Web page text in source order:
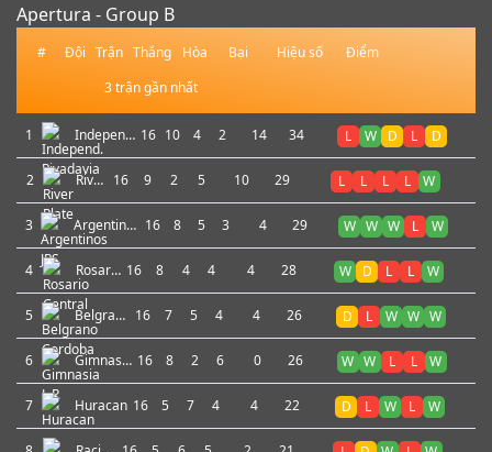
Apertura - Group B
# Đội Trận Thắng Hòa Bại Hiệu số
Điểm
3 trận gần nhất
1
Independ.
Rivadavia
16 10 4 2 14 34 L W D L D
2
River
Plate
16 9 2 5 10 29 L L L L W
3
Argentinos
JRS
16 8 5 3 4 29 W W W L W
4
Rosario
Central
16 8 4 4 4 28 W D L L W
5
Belgrano
Cordoba
16 7 5 4 4 26 D L W W W
6
Gimnasia
L.P.
16 8 2 6 0 26 W W L L W
7 Huracan 16 5 7 4 4 22 D L W L W